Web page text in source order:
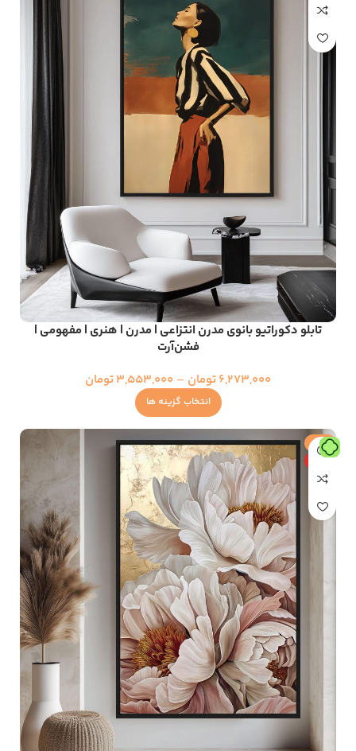
تابلو دکوراتیو بانوی مدرن انتزاعی | مدرن | هنری | مفهومی |
فشن‌آرت
6,273,000تومان –
3,553,000تومان
انتخاب گزینه ها
حراج
ویژه